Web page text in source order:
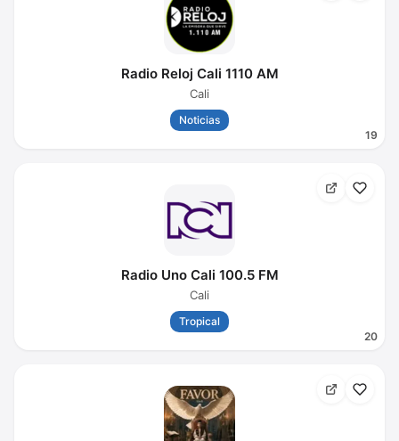
19
Radio Reloj Cali 1110 AM
Cali
Noticias
20
Radio Uno Cali 100.5 FM
Cali
Tropical